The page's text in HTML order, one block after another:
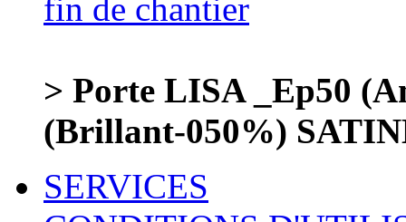
> Porte LISA _Ep50
(Brillant-050%)
SERVICES